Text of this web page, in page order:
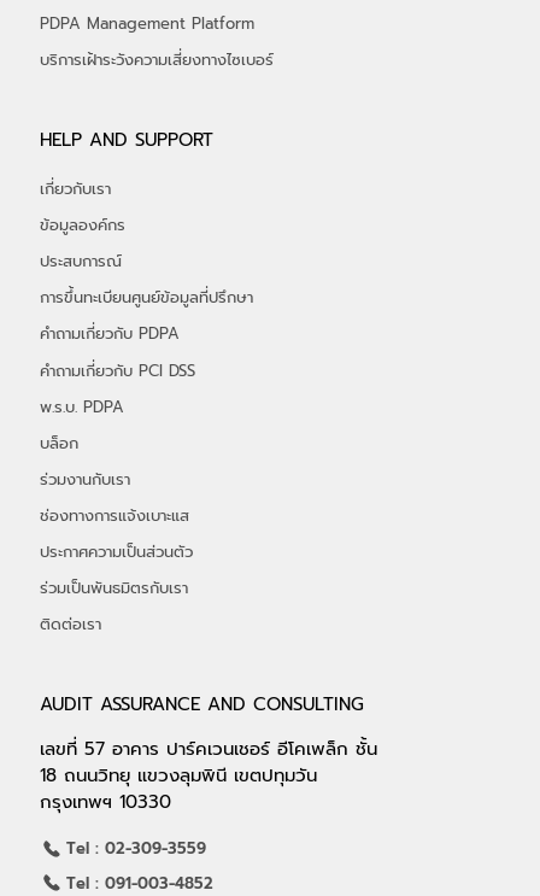
AUDIT ASSURANCE AND CONSULTING
เลขที่ 57 อาคาร ปาร์คเวนเชอร์ อีโคเพล็ก ชั้น
18 ถนนวิทยุ แขวงลุมพินี เขตปทุมวัน
กรุงเทพฯ 10330
Tel : 02-309-3559
Tel : 091-003-4852
PDPA Management Platform
บริการเฝ้าระวังความเสี่ยงทางไซเบอร์
HELP AND SUPPORT
เกี่ยวกับเรา
ข้อมูลองค์กร
ประสบการณ์
การขึ้นทะเบียนศูนย์ข้อมูลที่ปรึกษา
คำถามเกี่ยวกับ PDPA
คำถามเกี่ยวกับ PCI DSS
พ.ร.บ. PDPA
บล็อก
ร่วมงานกับเรา
ช่องทางการแจ้งเบาะแส
ประกาศความเป็นส่วนตัว
ร่วมเป็นพันธมิตรกับเรา
ติดต่อเรา